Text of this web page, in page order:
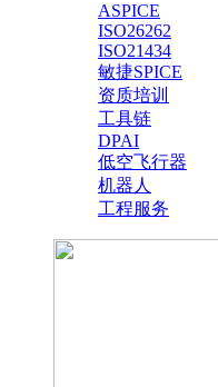
ASPICE
ISO26262
ISO21434
敏捷SPICE
资质培训
工具链
DPAI
低空飞行器
机器人
工程服务